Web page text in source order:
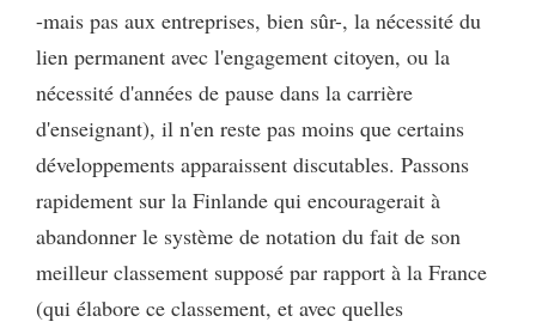
-mais pas aux entreprises, bien sûr-, la nécessité du
lien permanent avec l'engagement citoyen, ou la
nécessité d'années de pause dans la carrière
d'enseignant), il n'en reste pas moins que certains
développements apparaissent discutables. Passons
rapidement sur la Finlande qui encouragerait à
abandonner le système de notation du fait de son
meilleur classement supposé par rapport à la France
(qui élabore ce classement, et avec quelles